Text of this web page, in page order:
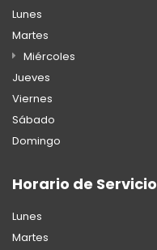
Lunes
Martes
Miércoles
Jueves
Viernes
Sábado
Domingo
Horario de Servicio
Lunes
Martes